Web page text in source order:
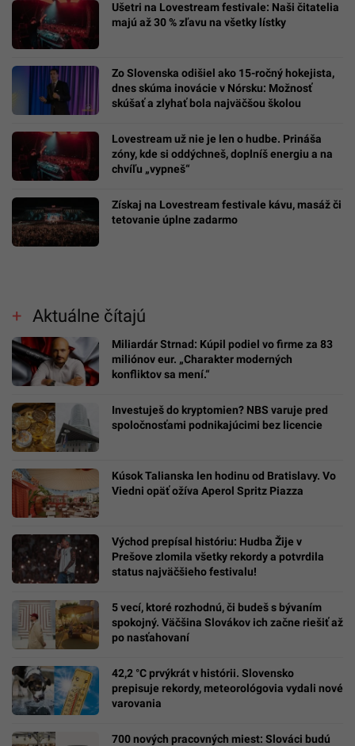
Ušetri na Lovestream festivale: Naši čitatelia
majú až 30 % zľavu na všetky lístky
Zo Slovenska odišiel ako 15-ročný hokejista,
dnes skúma inovácie v Nórsku: Možnosť
skúšať a zlyhať bola najväčšou školou
Lovestream už nie je len o hudbe. Prináša
zóny, kde si oddýchneš, doplníš energiu a na
chvíľu „vypneš“
Získaj na Lovestream festivale kávu, masáž či
tetovanie úplne zadarmo
Aktuálne čítajú
Miliardár Strnad: Kúpil podiel vo firme za 83
miliónov eur. „Charakter moderných
konfliktov sa mení.“
Investuješ do kryptomien? NBS varuje pred
spoločnosťami podnikajúcimi bez licencie
Kúsok Talianska len hodinu od Bratislavy. Vo
Viedni opäť ožíva Aperol Spritz Piazza
Východ prepísal históriu: Hudba Žije v
Prešove zlomila všetky rekordy a potvrdila
status najväčšieho festivalu!
5 vecí, ktoré rozhodnú, či budeš s bývaním
spokojný. Väčšina Slovákov ich začne riešiť až
po nasťahovaní
42,2 °C prvýkrát v histórii. Slovensko
prepisuje rekordy, meteorológovia vydali nové
varovania
700 nových pracovných miest: Slováci budú